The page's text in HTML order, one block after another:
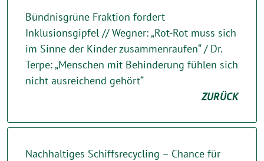
Bündnisgrüne Fraktion fordert
Inklusionsgipfel // Wegner: „Rot-Rot muss sich
im Sinne der Kinder zusammenraufen“ / Dr.
Terpe: „Menschen mit Behinderung fühlen sich
nicht ausreichend gehört“
ZURÜCK
Nachhaltiges Schiffsrecycling – Chance für